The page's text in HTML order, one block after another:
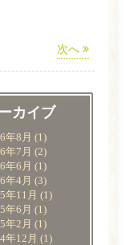
次へ
カイブ
年8月 (1)
年7月 (2)
年6月 (1)
年4月 (3)
年11月 (1)
年6月 (1)
年2月 (1)
年12月 (1)